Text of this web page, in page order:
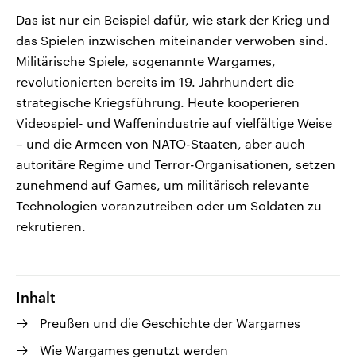
Das ist nur ein Beispiel dafür, wie stark der Krieg und
das Spielen inzwischen miteinander verwoben sind.
Militärische Spiele, sogenannte Wargames,
revolutionierten bereits im 19. Jahrhundert die
strategische Kriegsführung. Heute kooperieren
Videospiel- und Waffenindustrie auf vielfältige Weise
– und die Armeen von NATO-Staaten, aber auch
autoritäre Regime und Terror-Organisationen, setzen
zunehmend auf Games, um militärisch relevante
Technologien voranzutreiben oder um Soldaten zu
rekrutieren.
Inhalt
Preußen und die Geschichte der Wargames
Wie Wargames genutzt werden